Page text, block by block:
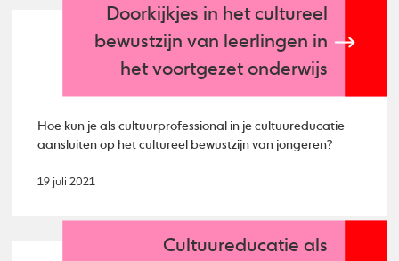
Doorkijkjes in het cultureel
bewustzijn van leerlingen in
het voortgezet onderwijs
Hoe kun je als cultuurprofessional in je cultuureducatie
aansluiten op het cultureel bewustzijn van jongeren?
19 juli 2021
Cultuureducatie als